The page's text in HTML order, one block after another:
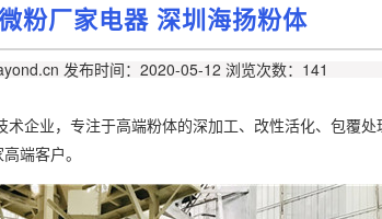
粉厂家电器 深圳海扬粉体
发布时间：2020-05-12 浏览次数：141
企业，专注于高端粉体的深加工、改性活化、包覆
端客户。